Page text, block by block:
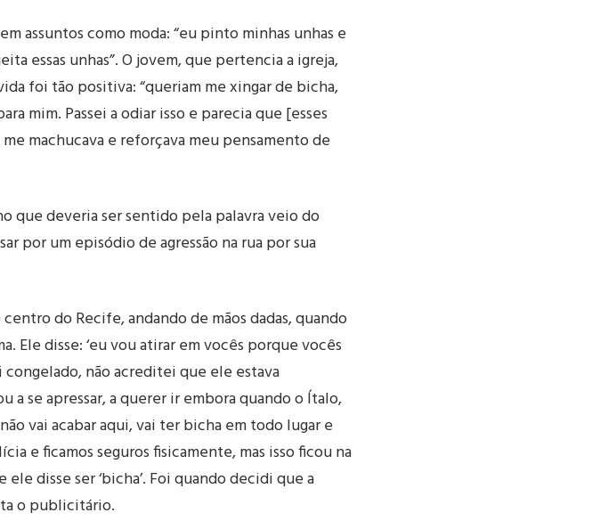
assuntos como moda: “eu pinto minhas unhas e
essas unhas”. O jovem, que pertencia a igreja,
foi tão positiva: “queriam me xingar de bicha,
mim. Passei a odiar isso e parecia que [esses
machucava e reforçava meu pensamento de
que deveria ser sentido pela palavra veio do
por um episódio de agressão na rua por sua
do Recife, andando de mãos dadas, quando
Ele disse: ‘eu vou atirar em vocês porque vocês
congelado, não acreditei que ele estava
a se apressar, a querer ir embora quando o Ítalo,
vai acabar aqui, vai ter bicha em todo lugar e
e ficamos seguros fisicamente, mas isso ficou na
disse ser ‘bicha’. Foi quando decidi que a
o publicitário.